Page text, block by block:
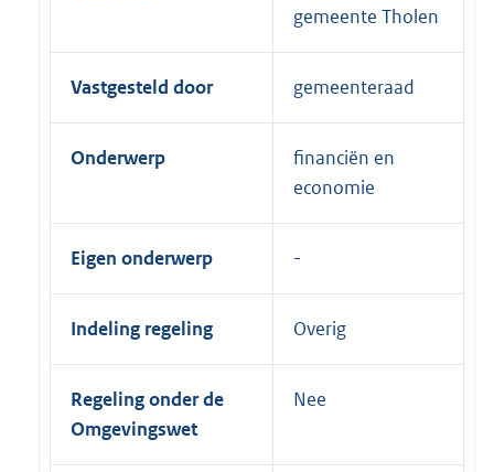
gemeente Tholen
Vastgesteld door gemeenteraad
Onderwerp
financiën en
economie
Eigen onderwerp
Indeling regeling Overig
Regeling onder de
Omgevingswet
Nee